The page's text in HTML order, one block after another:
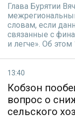
Глава Бурятии
словам, если
связанные с
и легче». Об
13:40
Кобзон
вопрос о
сельского